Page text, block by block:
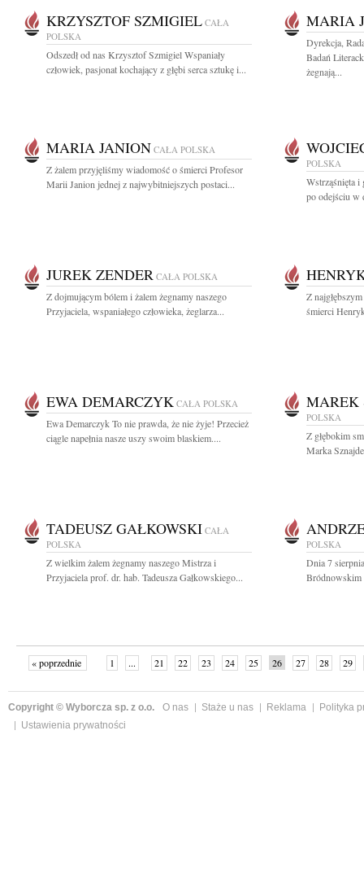
KRZYSZTOF SZMIGIEL CAŁA
POLSKA
Odszedł od nas Krzysztof Szmigiel Wspaniały
człowiek, pasjonat kochający z głębi serca sztukę i...
MARIA
Dyrekcja,
Badań
żegnają...
MARIA JANION CAŁA POLSKA
Z żalem przyjęliśmy wiadomość o śmierci Profesor
Marii Janion jednej z najwybitniejszych postaci...
POLSKA
Wstrząśnięta i
po odejściu w
JUREK ZENDER CAŁA POLSKA
Z dojmującym bólem i żalem żegnamy naszego
Przyjaciela, wspaniałego człowieka, żeglarza...
Z
śmierci
EWA DEMARCZYK CAŁA POLSKA
Ewa Demarczyk To nie prawda, że nie żyje! Przecież
ciągle napełnia nasze uszy swoim blaskiem....
MAREK
POLSKA
Z głębokim
Marka
TADEUSZ GAŁKOWSKI CAŁA
POLSKA
Z wielkim żalem żegnamy naszego Mistrza i
Przyjaciela prof. dr. hab. Tadeusza Gałkowskiego...
POLSKA
Dnia 7
Bródnowskim
« poprzednie 1 ... 21 22 23 24 25 26 27 28
29
Copyright © Wyborcza sp. z o.o. O nas Staże u nas Reklama
Polityka
Ustawienia prywatności